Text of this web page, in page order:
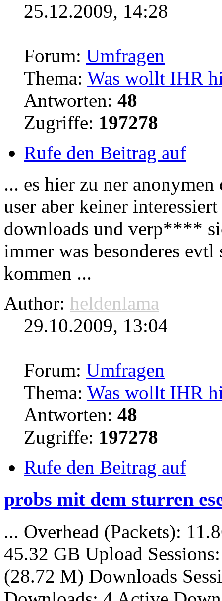
25.12.2009, 14:28
Forum: Umfragen
Thema: Was wollt IHR
Antworten: 48
Zugriffe: 197278
Rufe den Beitrag auf
... es hier zu ner
user aber keiner
downloads und verp****
immer was besonderes
kommen ...
Author: heldenlama
29.10.2009, 13:04
Forum: Umfragen
Thema: Was wollt IHR
Antworten: 48
Zugriffe: 197278
Rufe den Beitrag auf
probs mit dem sturren
... Overhead (Packets):
45.32 GB Upload
(28.72 M) Downloads